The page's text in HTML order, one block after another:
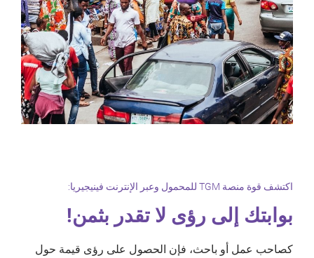
اكتشف قوة منصة TGM للمحمول وعبر الإنترنت فينيجيريا:
بوابتك إلى رؤى لا تقدر بثمن!
كصاحب عمل أو باحث، فإن الحصول على رؤى قيمة حول